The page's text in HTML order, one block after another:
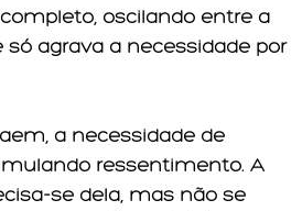
oscilando entre a
agrava a necessidade por
a necessidade de
ressentimento. A
se dela, mas não se